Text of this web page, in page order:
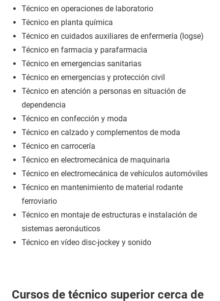
Técnico en operaciones de laboratorio
Técnico en planta química
Técnico en cuidados auxiliares de enfermería (logse)
Técnico en farmacia y parafarmacia
Técnico en emergencias sanitarias
Técnico en emergencias y protección civil
Técnico en atención a personas en situación de
dependencia
Técnico en confección y moda
Técnico en calzado y complementos de moda
Técnico en carrocería
Técnico en electromecánica de maquinaria
Técnico en electromecánica de vehículos automóviles
Técnico en mantenimiento de material rodante
ferroviario
Técnico en montaje de estructuras e instalación de
sistemas aeronáuticos
Técnico en vídeo disc-jockey y sonido
Cursos de técnico superior cerca de